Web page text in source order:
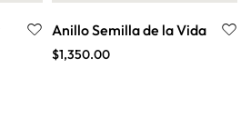
Anillo Semilla de la Vida
$1,350.00